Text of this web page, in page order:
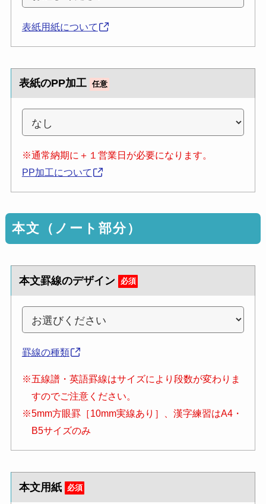
表紙用紙について
表紙のPP加工 任意
※通常納期に＋１営業日が必要になります。
PP加工について
本文（ノート部分）
本文罫線のデザイン 必須
罫線の種類
※五線譜・英語罫線はサイズにより段数が変わりま
すのでご注意ください。
※5mm方眼罫［10mm実線あり］、漢字練習はA4・
B5サイズのみ
本文用紙 必須